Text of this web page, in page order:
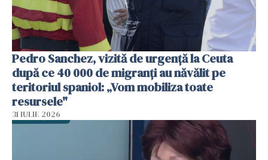
Pedro Sanchez, vizită de urgență la Ceuta
după ce 40 000 de migranți au năvălit pe
teritoriul spaniol: „Vom mobiliza toate
resursele"
31 IULIE 2026